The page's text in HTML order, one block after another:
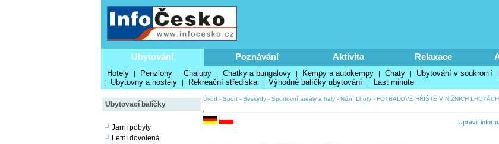
Ubytování Poznávání Aktivita Relaxace
Hotely | Penziony | Chalupy | Chatky a bungalovy | Kempy a autokempy | Chaty | Ubytování v soukromí |
| Ubytovny a hostely | Rekreační střediska | Výhodné balíčky ubytování | Last minute
Ubytovací balíčky
Jarní pobyty
Letní dovolená
Úvod - Sport- Beskydy- Sportovní areály a haly- Nižní Lhoty- FOTBALOVÉ HŘIŠTĚ V NIŽNÍCH LHOTÁCH
Upravit